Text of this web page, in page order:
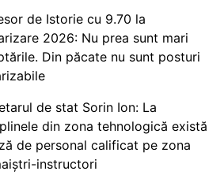
de Istorie cu 9.70 la
2026: Nu prea sunt mari
Din păcate nu sunt posturi
de stat Sorin Ion: La
din zona tehnologică există
de personal calificat pe zona
instructori